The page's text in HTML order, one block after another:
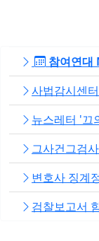
참여연대
사법감시센
뉴스레터 '끄
그사건그검
변호사 징계
검찰보고서